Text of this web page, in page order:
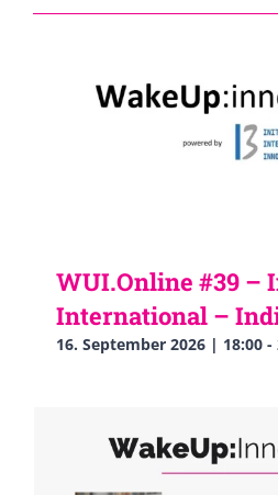
WUI.Online #39 –
International –
16. September 2026 | 18:00 -